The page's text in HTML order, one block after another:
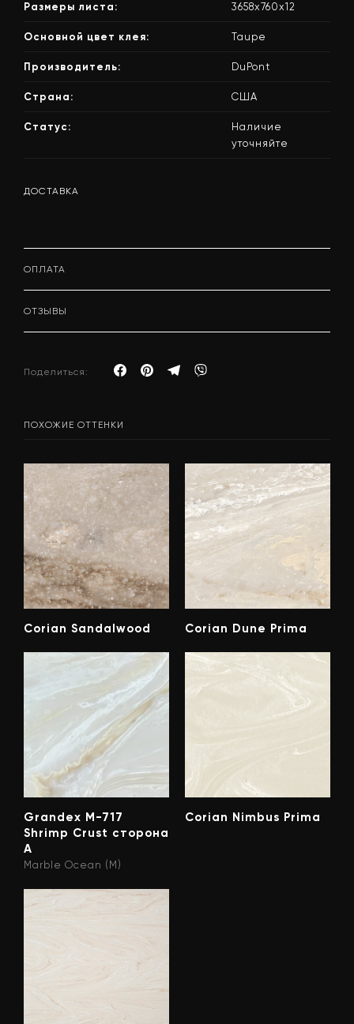
Размеры листа: 3658x760x12
Основной цвет клея: Taupe
Производитель: DuPont
Страна: США
Статус:
Наличие
уточняйте
ДОСТАВКА
ОПЛАТА
ОТЗЫВЫ
Поделиться:
ПОХОЖИЕ ОТТЕНКИ
Corian Sandalwood Corian Dune Prima
Grandex M-717
Shrimp Crust сторона
А
Marble Ocean (M)
Corian Nimbus Prima